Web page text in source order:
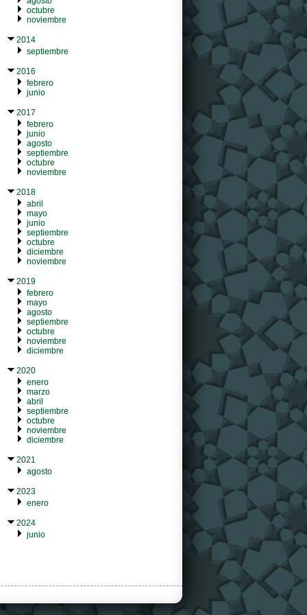
octubre
noviembre
2014
septiembre
2016
febrero
junio
2017
febrero
junio
agosto
septiembre
octubre
noviembre
2018
abril
mayo
junio
septiembre
octubre
diciembre
noviembre
2019
febrero
mayo
agosto
septiembre
octubre
noviembre
diciembre
2020
enero
marzo
abril
septiembre
octubre
noviembre
diciembre
2021
agosto
2023
enero
2024
junio